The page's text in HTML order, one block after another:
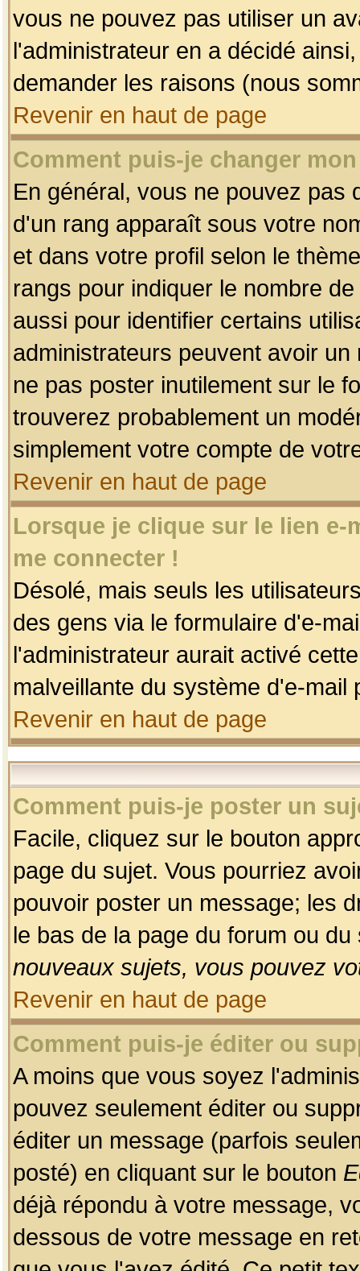
vous ne pouvez pas utiliser un
l'administrateur en a décidé
demander les raisons (nous
Revenir en haut de page
Comment puis-je changer
En général, vous ne pouvez pas
d'un rang apparaît sous votre
et dans votre profil selon le
rangs pour indiquer le nombre
aussi pour identifier certains
administrateurs peuvent avoir
ne pas poster inutilement sur le
trouverez probablement un
simplement votre compte de
Revenir en haut de page
Lorsque je clique sur le lien
me connecter !
Désolé, mais seuls les
des gens via le formulaire d'e-
l'administrateur aurait activé
malveillante du système d'e-
Revenir en haut de page
Comment puis-je poster un
Facile, cliquez sur le bouton
page du sujet. Vous pourriez
pouvoir poster un message; les
le bas de la page du forum ou
nouveaux sujets, vous pouvez
Revenir en haut de page
Comment puis-je éditer ou
A moins que vous soyez
pouvez seulement éditer ou
éditer un message (parfois
posté) en cliquant sur le bouton
déjà répondu à votre message,
dessous de votre message en